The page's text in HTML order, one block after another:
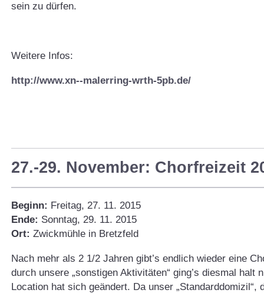
sein zu dürfen.
Weitere Infos:
http://www.xn--malerring-wrth-5pb.de/
27.-29. November: Chorfreizeit
Beginn: Freitag, 27. 11. 2015
Ende: Sonntag, 29. 11. 2015
Ort: Zwickmühle in Bretzfeld
Nach mehr als 2 1/2 Jahren gibt’s endlich wieder eine
durch unsere „sonstigen Aktivitäten“ ging’s diesmal halt
Location hat sich geändert. Da unser „Standarddomizil“,